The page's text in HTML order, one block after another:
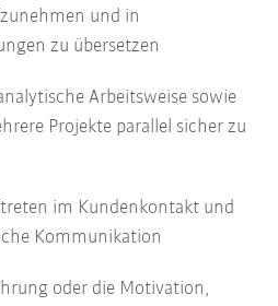
und in
zu übersetzen
Arbeitsweise sowie
Projekte parallel sicher zu
im Kundenkontakt und
Kommunikation
oder die Motivation,